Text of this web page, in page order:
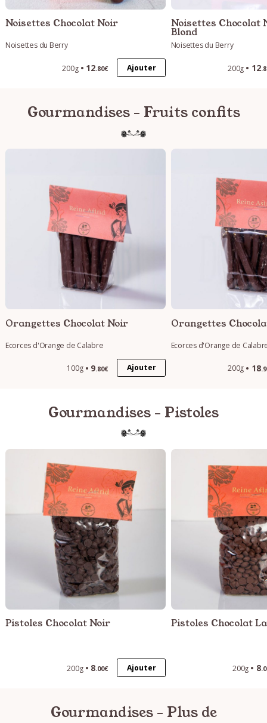
Noisettes Chocolat Noir
Noisettes du Berry
200g 12.80€ Ajouter
Noisettes Chocolat
Blond
Noisettes du Berry
200g 12
Gourmandises - Fruits confits
Orangettes Chocolat Noir
Ecorces d'Orange de Calabre
100g 9.80€ Ajouter
Orangettes
Ecorces d'Orange de
200g 18
Gourmandises - Pistoles
Pistoles Chocolat Noir
200g 8.00€ Ajouter
Pistoles Chocolat
200g 8
Gourmandises - Plus de